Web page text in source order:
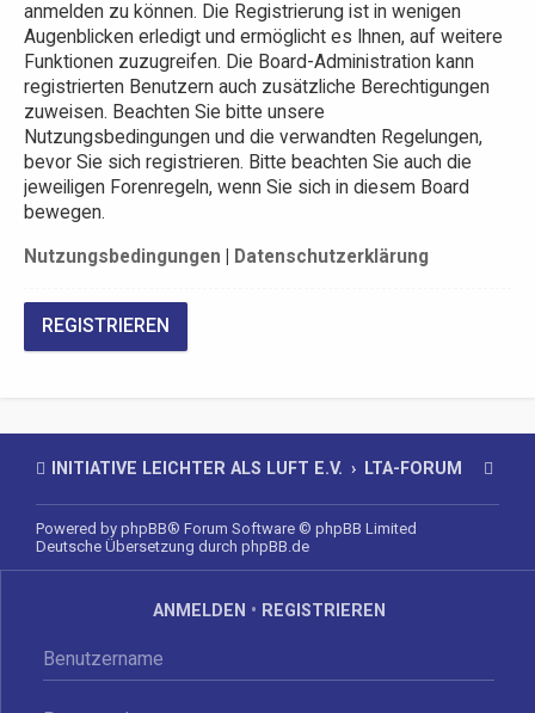
anmelden zu können. Die Registrierung ist in wenigen
Augenblicken erledigt und ermöglicht es Ihnen, auf weitere
Funktionen zuzugreifen. Die Board-Administration kann
registrierten Benutzern auch zusätzliche Berechtigungen
zuweisen. Beachten Sie bitte unsere
Nutzungsbedingungen und die verwandten Regelungen,
bevor Sie sich registrieren. Bitte beachten Sie auch die
jeweiligen Forenregeln, wenn Sie sich in diesem Board
bewegen.
Nutzungsbedingungen Datenschutzerklärung
REGISTRIEREN
INITIATIVE LEICHTER ALS LUFT E.V. LTA-FORUM
Powered by phpBB® Forum Software © phpBB Limited
Deutsche Übersetzung durch phpBB.de
ANMELDEN • REGISTRIEREN